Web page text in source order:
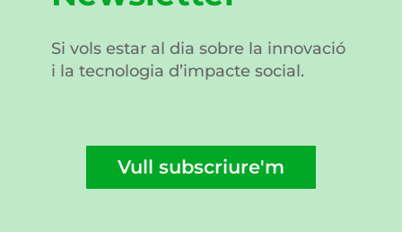
Si vols estar al dia sobre la innovació
i la tecnologia d’impacte social.
Vull subscriure'm